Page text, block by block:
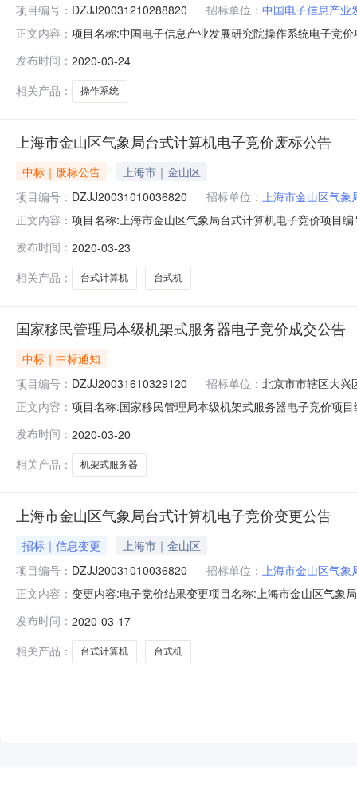
项目编号： DZJJ20031210288820 招标单位： 中国电子信息产业
正文内容： 项目名称:中国电子信息产业发展研究院操作系统电子竞
个工作日内签署合同售后服务要求售后服务网点：当地
发布时间： 2020-03-24
相关产品：
操作系统
上海市金山区气象局台式计算机电子竞价废标公告
中标｜废标公告
上海市｜金山区
项目编号： DZJJ20031010036820 招标单位： 上海市金山区气象
正文内容： 项目名称:上海市金山区气象局台式计算机电子竞价项目
布后3个工作日内签署合同售后服务要求售后服务网点：
发布时间： 2020-03-23
相关产品：
台式计算机 台式机
国家移民管理局本级机架式服务器电子竞价成交公告
中标｜中标通知
项目编号： DZJJ20031610329120 招标单位： 北京市市辖区大兴
正文内容： 项目名称:国家移民管理局本级机架式服务器电子竞价项
约时间：成交公告发布后15个工作日内签署合同售后服
发布时间： 2020-03-20
相关产品：
机架式服务器
上海市金山区气象局台式计算机电子竞价变更公告
招标｜信息变更
上海市｜金山区
项目编号： DZJJ20031010036820 招标单位： 上海市金山区气象
正文内容： 变更内容:电子竞价结果变更项目名称:上海市金山区气象
历日到货签约时间：成交公告发布后3个工作日内签署合
发布时间： 2020-03-17
相关产品：
台式计算机 台式机